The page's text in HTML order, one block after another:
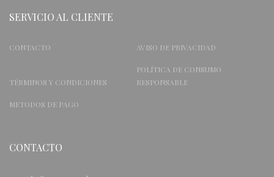
SERVICIO AL CLIENTE
CONTACTO AVISO DE PRIVACIDAD
TÉRMINOS Y CONDICIONES
POLÍTICA DE CONSUMO
RESPONSABLE
METODOS DE PAGO
CONTACTO